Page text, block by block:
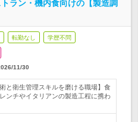
ラン・機内食向けの【製造調
転勤なし 学歴不問
11/30
と衛生管理スキルを磨ける職場】食
ンチやイタリアンの製造工程に携わ